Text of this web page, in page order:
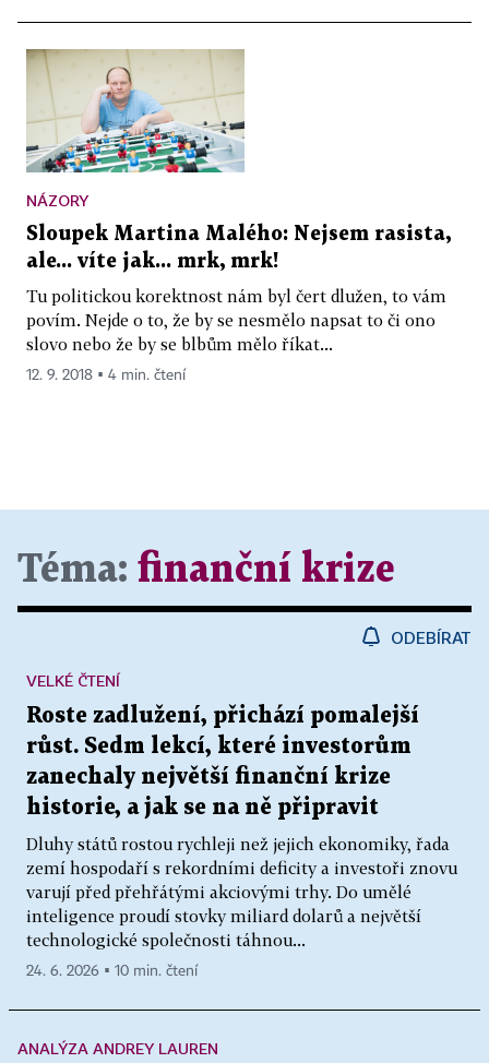
NÁZORY
Sloupek Martina Malého: Nejsem rasista,
ale... víte jak... mrk, mrk!
Tu politickou korektnost nám byl čert dlužen, to vám
povím. Nejde o to, že by se nesmělo napsat to či ono
slovo nebo že by se blbům mělo říkat...
12. 9. 2018 ▪ 4 min. čtení
Téma: finanční krize
ODEBÍRAT
Roste zadlužení, přichází pomalejší
růst. Sedm lekcí, které investorům
zanechaly největší finanční krize
historie, a jak se na ně připravit
Dluhy států rostou rychleji než jejich ekonomiky, řada
zemí hospodaří s rekordními deficity a investoři znovu
varují před přehřátými akciovými trhy. Do umělé
inteligence proudí stovky miliard dolarů a největší
technologické společnosti táhnou...
VELKÉ ČTENÍ
24. 6. 2026 ▪ 10 min. čtení
ANALÝZA ANDREY LAUREN